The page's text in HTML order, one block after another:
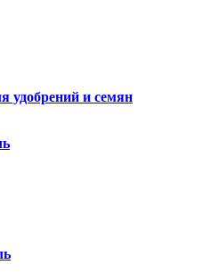
удобрений и семян